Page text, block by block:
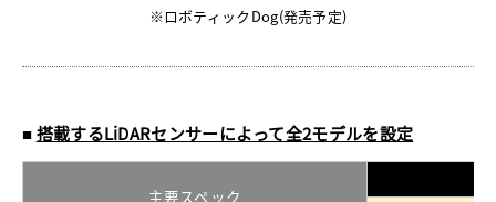
※ロボティックDog(発売予定)
■搭載するLiDARセンサーによって全2モデルを設定
主要スペック